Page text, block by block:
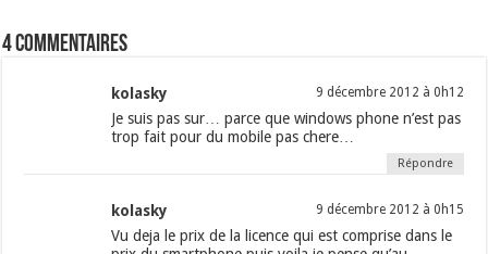
4 commentaires
kolasky 9 décembre 2012 à 0h12
Je suis pas sur… parce que windows phone n’est pas
trop fait pour du mobile pas chere…
Répondre
kolasky 9 décembre 2012 à 0h15
Vu deja le prix de la licence qui est comprise dans le